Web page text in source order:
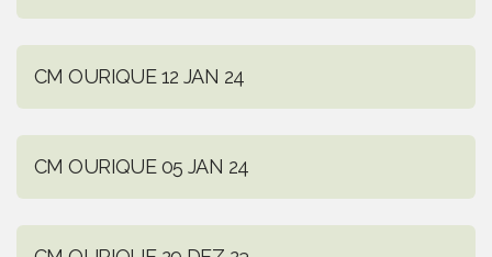
CM OURIQUE 12 JAN 24
CM OURIQUE 05 JAN 24